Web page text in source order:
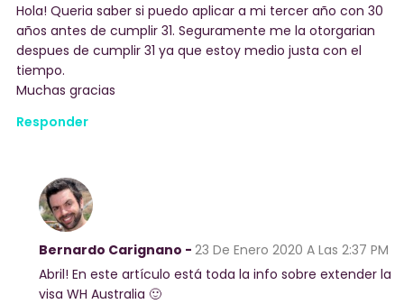
Hola! Queria saber si puedo aplicar a mi tercer año con 30
años antes de cumplir 31. Seguramente me la otorgarian
despues de cumplir 31 ya que estoy medio justa con el
tiempo.
Muchas gracias
Responder
Bernardo Carignano - 23 De Enero 2020 A Las 2:37 PM
Abril! En este artículo está toda la info sobre extender la
visa WH Australia 🙂